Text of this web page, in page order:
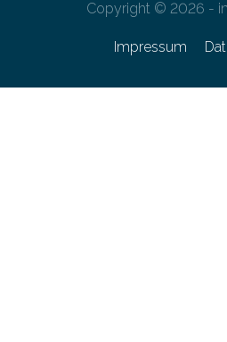
Copyright © 2026 -
Impressum